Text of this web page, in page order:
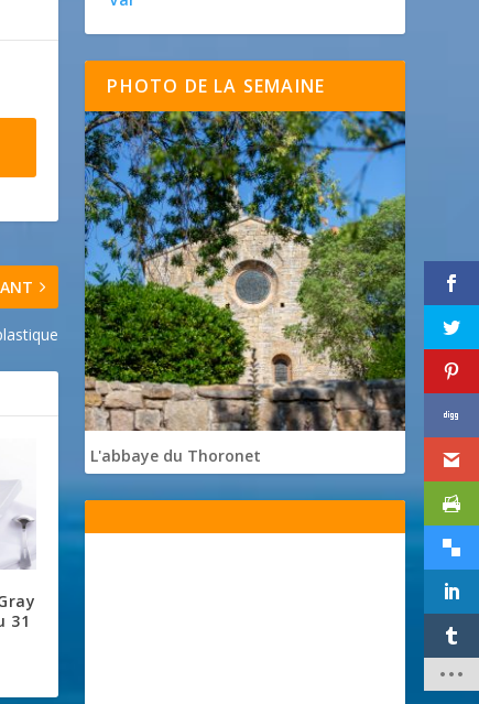
31
PHOTO DE LA SEMAINE
L'abbaye du Thoronet